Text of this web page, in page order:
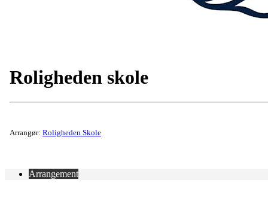
Roligheden skole
Arrangør: Roligheden Skole
Arrangement